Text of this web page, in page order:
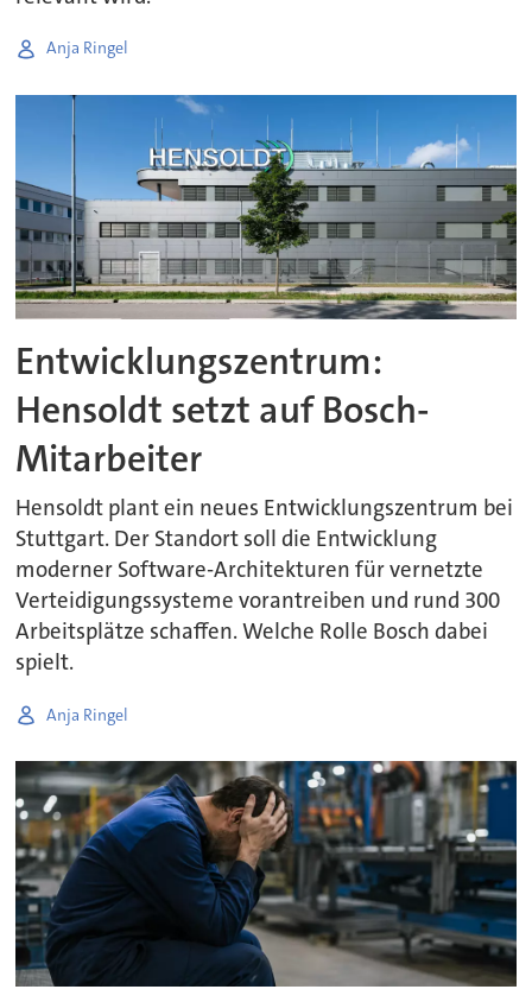
Anja Ringel
Entwicklungszentrum:
Hensoldt setzt auf Bosch-
Mitarbeiter
Hensoldt plant ein neues Entwicklungszentrum bei
Stuttgart. Der Standort soll die Entwicklung
moderner Software-Architekturen für vernetzte
Verteidigungssysteme vorantreiben und rund 300
Arbeitsplätze schaffen. Welche Rolle Bosch dabei
spielt.
Anja Ringel